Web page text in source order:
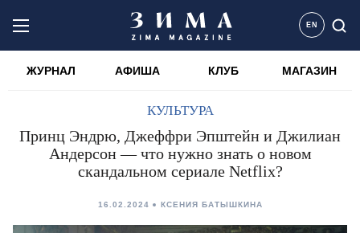
EN
ЖУРНАЛ АФИША КЛУБ МАГАЗИН
КУЛЬТУРА
Принц Эндрю, Джеффри Эпштейн и Джилиан
Андерсон — что нужно знать о новом
скандальном сериале Netflix?
16.02.2024 КСЕНИЯ БАТЫШКИНА